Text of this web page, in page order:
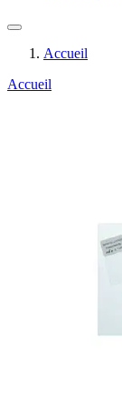
Accueil
Accueil